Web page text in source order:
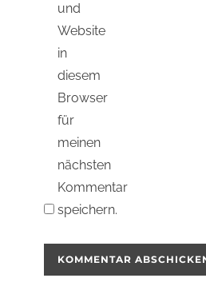
und
Website
in
diesem
Browser
für
meinen
nächsten
Kommentar
speichern.